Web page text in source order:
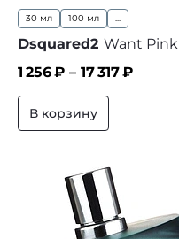
30 мл 100 мл ...
Dsquared2 Want
1 256₽ – 17 317₽
В корзину